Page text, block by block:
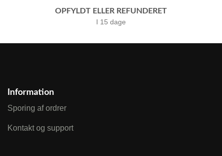
OPFYLDT ELLER REFUNDERET
I 15 dage
Information
Sporing af ordrer
Kontakt og support